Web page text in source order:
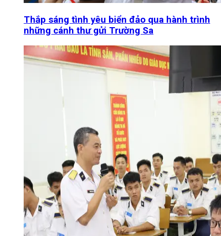
Thắp sáng tình yêu biển đảo qua hành trình
những cánh thư gửi Trường Sa